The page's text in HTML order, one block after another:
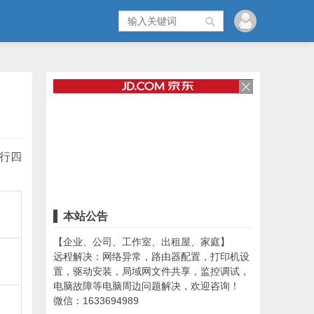
四
本站公告
【企业、公司、工作室、出租屋、家庭】
远程解决：网络异常，路由器配置，打印机设
置，驱动安装，局域网文件共享，监控调试，
电脑故障等电脑周边问题解决，欢迎咨询！
微信：1633694989